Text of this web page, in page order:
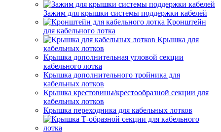
Зажим для крышки системы поддержки кабелей
Кронштейн
для кабельного лотка
Крышка для
кабельных лотков
Крышка дополнительная угловой секции
кабельного лотка
Крышка дополнительного тройника для
кабельных лотков
Крышка крестовины/крестообразной секции для
кабельных лотков
Крышка переходника для кабельных лотков